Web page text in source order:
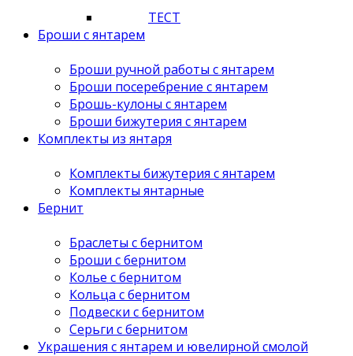
ТЕСТ
Броши с янтарем
Броши ручной работы с янтарем
Броши посеребрение с янтарем
Брошь-кулоны с янтарем
Броши бижутерия с янтарем
Комплекты из янтаря
Комплекты бижутерия с янтарем
Комплекты янтарные
Бернит
Браслеты с бернитом
Броши с бернитом
Колье с бернитом
Кольца с бернитом
Подвески с бернитом
Серьги с бернитом
Украшения с янтарем и ювелирной смолой